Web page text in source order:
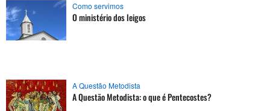
Como servimos
O ministério dos leigos
A Questão Metodista
A Questão Metodista: o que é Pentecostes?